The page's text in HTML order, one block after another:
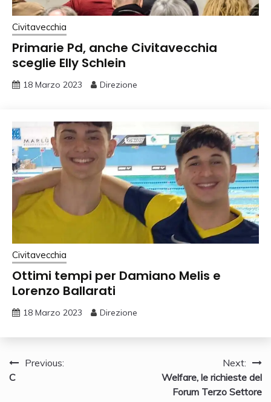
Civitavecchia
Primarie Pd, anche Civitavecchia
sceglie Elly Schlein
18 Marzo 2023 Direzione
Civitavecchia
Ottimi tempi per Damiano Melis e
Lorenzo Ballarati
18 Marzo 2023 Direzione
Navigazione
articoli
Previous:
C
Next:
Welfare, le richieste del
Forum Terzo Settore